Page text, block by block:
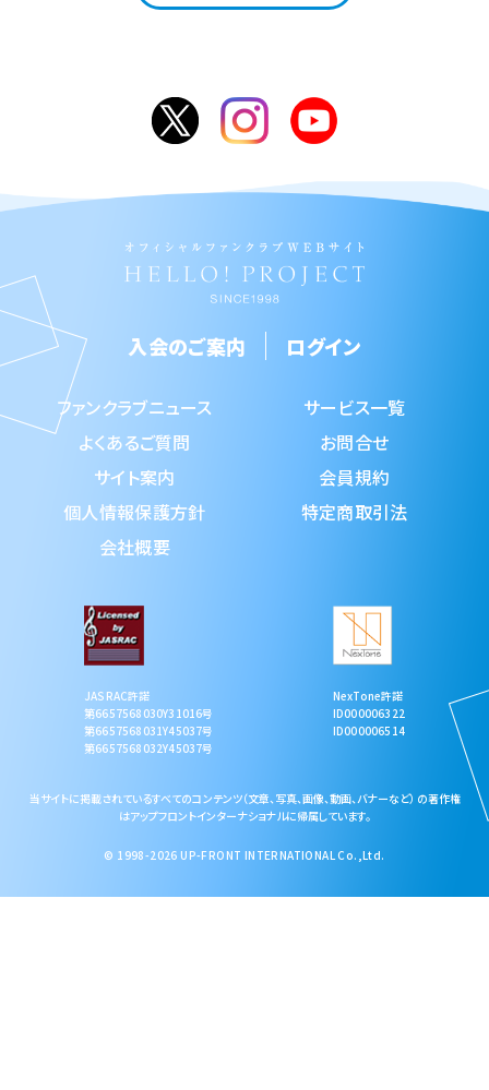
入会のご案内 ログイン
ファンクラブニュース
サービス一覧
よくあるご質問
お問合せ
サイト案内
会員規約
個人情報保護方針
特定商取引法
会社概要
JASRAC許諾
第6657568030Y31016号
第6657568031Y45037号
第6657568032Y45037号
NexTone許諾
ID000006322
ID000006514
当サイトに掲載されているすべてのコンテンツ（文章、写真、画像、動画、バナーなど） の著作権
はアップフロントインターナショナルに帰属しています。
© 1998-2026 UP-FRONT INTERNATIONAL Co.,Ltd.